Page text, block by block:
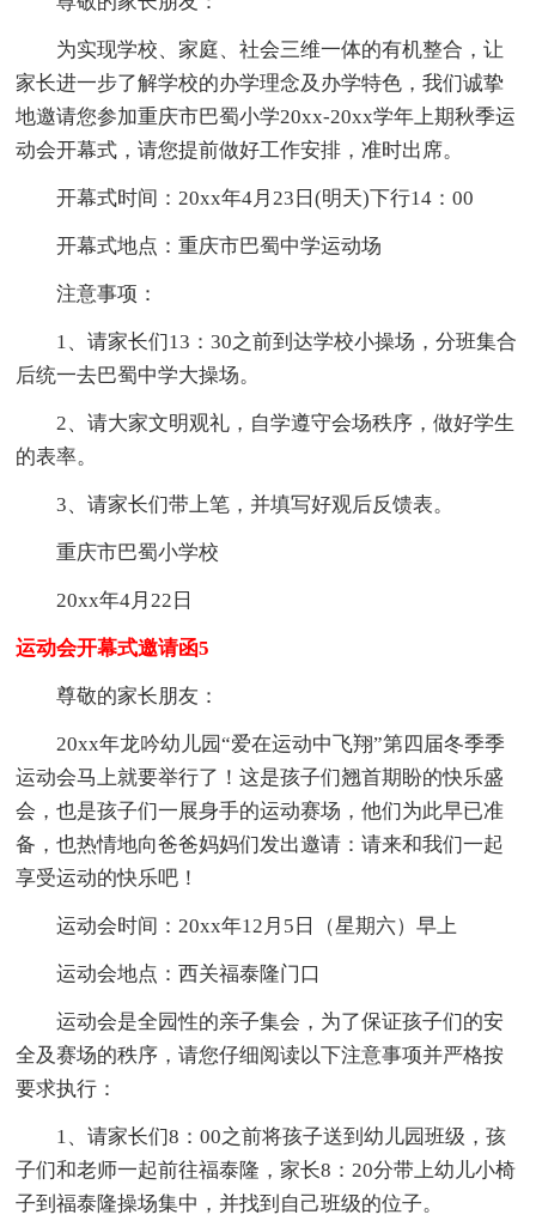
为实现学校、家庭、社会三维一体的有机整合，让
家长进一步了解学校的办学理念及办学特色，我们诚挚
地邀请您参加重庆市巴蜀小学20xx-20xx学年上期秋季运
动会开幕式，请您提前做好工作安排，准时出席。
开幕式时间：20xx年4月23日(明天)下行14：00
开幕式地点：重庆市巴蜀中学运动场
注意事项：
1、请家长们13：30之前到达学校小操场，分班集合
后统一去巴蜀中学大操场。
2、请大家文明观礼，自学遵守会场秩序，做好学生
的表率。
3、请家长们带上笔，并填写好观后反馈表。
重庆市巴蜀小学校
20xx年4月22日
运动会开幕式邀请函5
尊敬的家长朋友：
20xx年龙吟幼儿园“爱在运动中飞翔”第四届冬季季
运动会马上就要举行了！这是孩子们翘首期盼的快乐盛
会，也是孩子们一展身手的运动赛场，他们为此早已准
备，也热情地向爸爸妈妈们发出邀请：请来和我们一起
享受运动的快乐吧！
运动会时间：20xx年12月5日（星期六）早上
运动会地点：西关福泰隆门口
运动会是全园性的亲子集会，为了保证孩子们的安
全及赛场的秩序，请您仔细阅读以下注意事项并严格按
要求执行：
1、请家长们8：00之前将孩子送到幼儿园班级，孩
子们和老师一起前往福泰隆，家长8：20分带上幼儿小椅
子到福泰隆操场集中，并找到自己班级的位子。